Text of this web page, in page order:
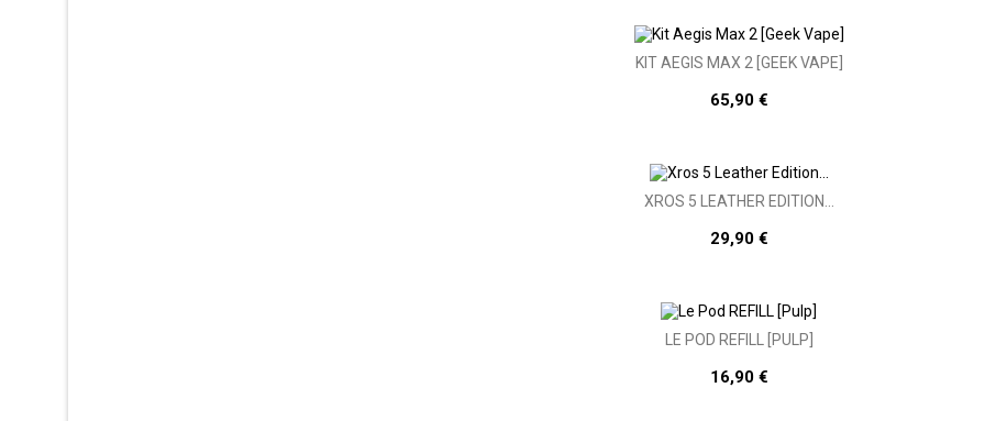
KIT AEGIS MAX 2 [GEEK VAPE]
65,90 €
XROS 5 LEATHER EDITION...
29,90 €
LE POD REFILL [PULP]
16,90 €